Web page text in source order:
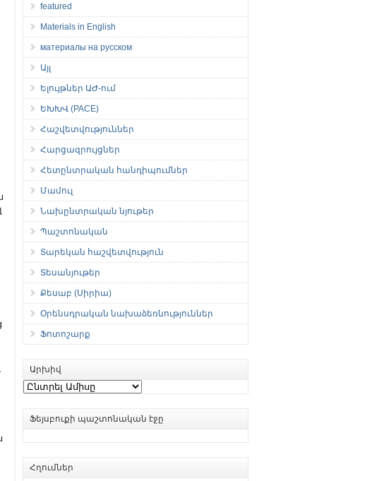
featured
Materials in English
материалы на русском
Այլ
Ելույթներ ԱԺ-ում
ԵԽԽՎ (PACE)
Հաշվետվություններ
Հարցազրույցներ
Հետընտրական հանդիպումներ
Մամուլ
Նախընտրական նյութեր
Պաշտոնական
Տարեկան հաշվետվություն
Տեսանյութեր
Քեսաբ (Սիրիա)
Օրենսդրական նախաձեռնություններ
Ֆոտոշարք
Արխիվ
Արխիվ
Ֆեյսբուքի պաշտոնական էջը
Հղումներ